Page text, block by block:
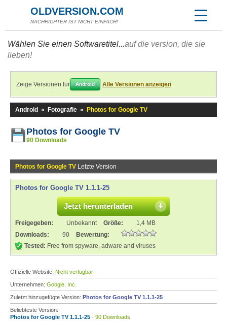
OLDVERSION.COM
NACHRICHTER IST NICHT EINFACH!
Wählen Sie einen Softwaretitel...auf die version, die sie
lieben!
Zeige Versionen für Android Alle Versionen anzeigen
Android » Fotografie » Photos for Google TV
Photos for Google TV
90 Downloads
Photos for Google TV Letzte Version
Photos for Google TV 1.1.1-25
Jetzt herunterladen
Freigegeben: Unbekannt Größe:
1,4 MB
Downloads:
90
Bewertung:
Tested: Free from spyware, adware and viruses
Offizielle Website: Nicht verfügbar
Unternehmen: Google, Inc.
Zuletzt hinzugefügte Version: Photos for Google TV 1.1.1-25
Beliebteste Version:
Photos for Google TV 1.1.1-25 - 90 Downloads